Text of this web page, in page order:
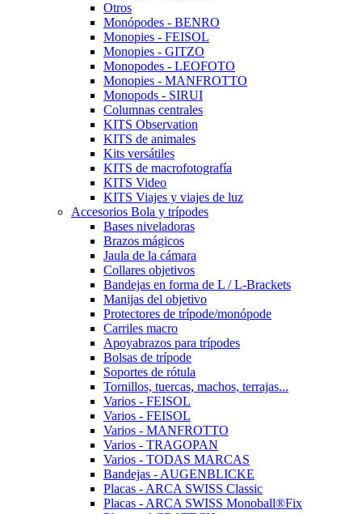
Otros
Monópodes - BENRO
Monopies - FEISOL
Monopies - GITZO
Monopodes - LEOFOTO
Monopies - MANFROTTO
Monopods - SIRUI
Columnas centrales
KITS Observation
KITS de animales
Kits versátiles
KITS de macrofotografía
KITS Video
KITS Viajes y viajes de luz
Accesorios Bola y trípodes
Bases niveladoras
Brazos mágicos
Jaula de la cámara
Collares objetivos
Bandejas en forma de L / L-Brackets
Manijas del objetivo
Protectores de trípode/monópode
Carriles macro
Apoyabrazos para trípodes
Bolsas de trípode
Soportes de rótula
Tornillos, tuercas, machos, terrajas...
Varios - FEISOL
Varios - FEISOL
Varios - MANFROTTO
Varios - TRAGOPAN
Varios - TODAS MARCAS
Bandejas - AUGENBLICKE
Placas - ARCA SWISS Classic
Placas - ARCA SWISS Monoball®Fix